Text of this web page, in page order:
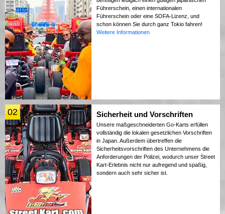
Führerschein, einen internationalen
Führerschein oder eine SOFA-Lizenz, und
schon können Sie durch ganz Tokio fahren!
Weitere Informationen
02 Sicherheit und Vorschriften
Unsere maßgeschneiderten Go-Karts erfüllen
vollständig die lokalen gesetzlichen Vorschriften
in Japan. Außerdem übertreffen die
Sicherheitsvorschriften des Unternehmens die
Anforderungen der Polizei, wodurch unser Street
Kart-Erlebnis nicht nur aufregend und spaßig,
sondern auch sehr sicher ist.